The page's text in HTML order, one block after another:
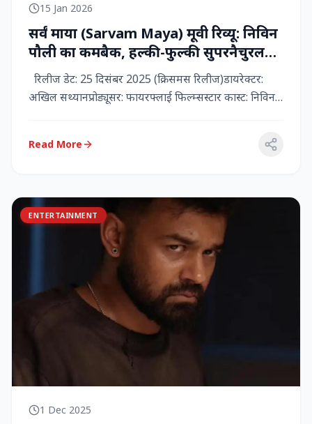
15 Jan 2026
सर्वं माया (Sarvam Maya) मूवी रिव्यू: निविन
पौली का कमबैक, हल्की-फुल्की सुपरनैचुरल
कॉमेडी जो दिल को छू जाती है
रिलीज डेट: 25 दिसंबर 2025 (क्रिसमस रिलीज)डायरेक्टर:
अखिल सथ्यानप्रोड्यूसर: फायरफ्लाई फिल्म्सस्टार कास्ट: निविन
Read More
ENTERTAINMENT
1 Dec 2025